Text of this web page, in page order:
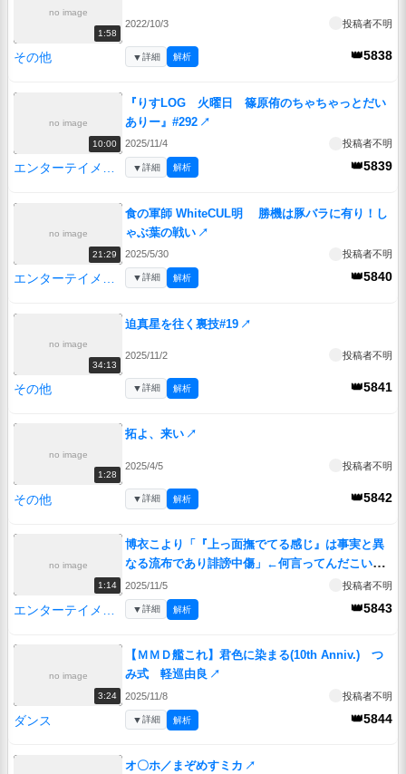
no image
1:58
2022/10/3 投稿者不明
その他 👑5838
▼詳細 解析
no image
10:00
『りすLOG 火曜日 篠原侑のちゃちゃっとだい
ありー』#292 ↗
2025/11/4 投稿者不明
👑5839
▼詳細 解析
no image
21:29
食の軍師 WhiteCUL明 勝機は豚バラに有り！し
ゃぶ葉の戦い ↗
2025/5/30 投稿者不明
👑5840
▼詳細 解析
no image
34:13
迫真星を往く裏技#19 ↗
2025/11/2 投稿者不明
その他 👑5841
▼詳細 解析
no image
1:28
拓よ、来い ↗
2025/4/5 投稿者不明
その他 👑5842
▼詳細 解析
no image
1:14
博衣こより「『上っ面撫でてる感じ』は事実と異
なる流布であり誹謗中傷」←何言ってんだこいつ
【赤井はあと/はあちゃま/ホロライブ/カバー株式
会社/VTuber】
2025/11/5 投稿者不明
👑5843
▼詳細 解析
no image
3:24
【ＭＭＤ艦これ】君色に染まる(10th Anniv.) つ
み式 軽巡由良 ↗
2025/11/8 投稿者不明
ダンス 👑5844
▼詳細 解析
オ〇ホ／まぞめすミカ ↗